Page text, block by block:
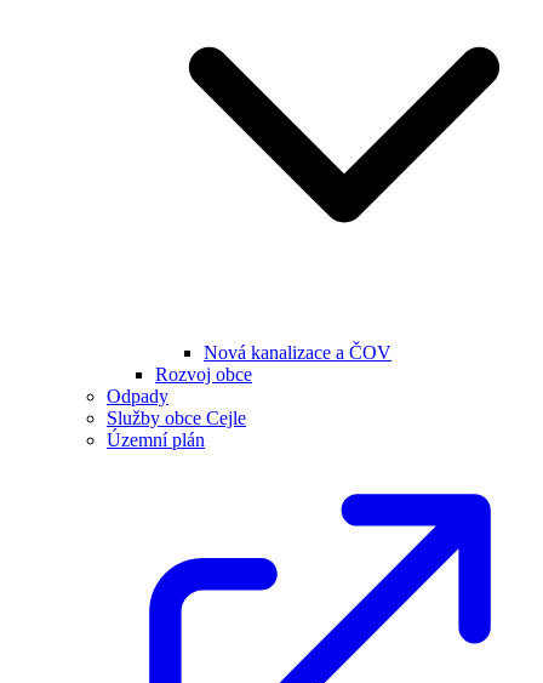
Nová kanalizace a ČOV
Rozvoj obce
Odpady
Služby obce Cejle
Územní plán